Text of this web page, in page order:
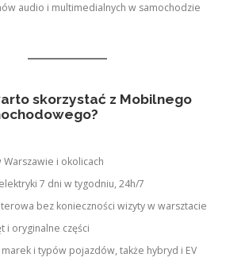
audio i multimedialnych w samochodzie
skorzystać z Mobilnego
i okolicach
7 dni w tygodniu, 24h/7
bez konieczności wizyty w warsztacie
i oryginalne części
marek i typów pojazdów, także hybryd i EV